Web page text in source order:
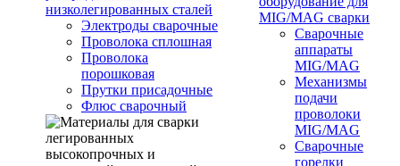
низколегированных сталей
Электроды сварочные
Проволока сплошная
Проволока
порошковая
Прутки присадочные
Флюс сварочный
MIG/MAG сварки
Сварочные
аппараты
MIG/MAG
Механизмы
подачи
проволоки
MIG/MAG
Сварочные
горелки